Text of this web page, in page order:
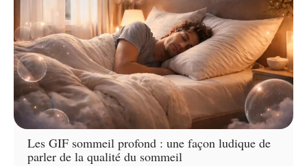
Les GIF sommeil profond : une façon ludique de
parler de la qualité du sommeil